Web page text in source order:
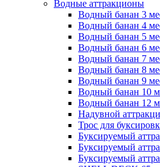
Водные аттракционы
Водный банан 3
Водный банан 4
Водный банан 5
Водный банан 6
Водный банан 7
Водный банан 8
Водный банан 9
Водный банан 10
Водный банан 12
Надувной
Трос для
Буксируемый
Буксируемый
Буксируемый